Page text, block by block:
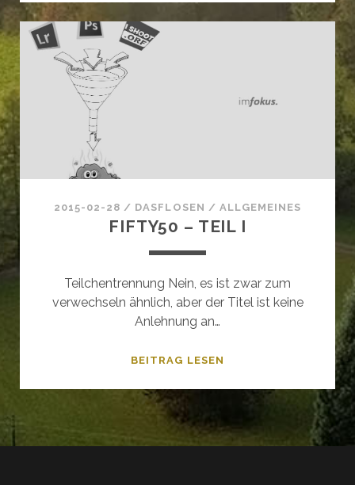
2015-02-28 / DASFLOSEN / ALLGEMEINES
FIFTY50 – TEIL I
Teilchentrennung Nein, es ist zwar zum
verwechseln ähnlich, aber der Titel ist keine
Anlehnung an…
BEITRAG LESEN